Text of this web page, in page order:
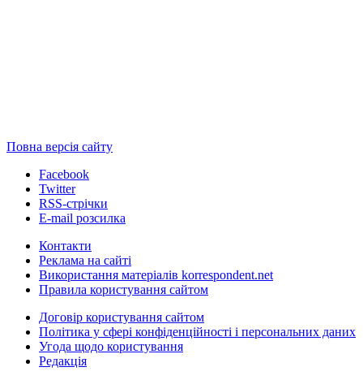
Повна версія сайту
Facebook
Twitter
RSS-стрічки
E-mail розсилка
Контакти
Реклама на сайті
Використання матеріалів korrespondent.net
Правила користування сайтом
Договір користування сайтом
Політика у сфері конфіденційності і персональних даних
Угода щодо користування
Редакція